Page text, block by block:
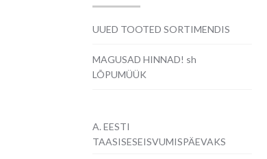
UUED TOOTED SORTIMENDIS
MAGUSAD HINNAD! sh
LÕPUMÜÜK
A. EESTI
TAASISESEISVUMISPÄEVAKS